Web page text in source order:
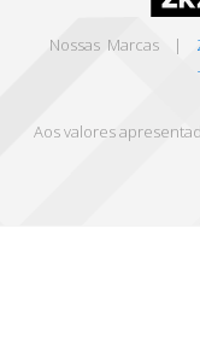
Nossas Marcas |
Aos valores